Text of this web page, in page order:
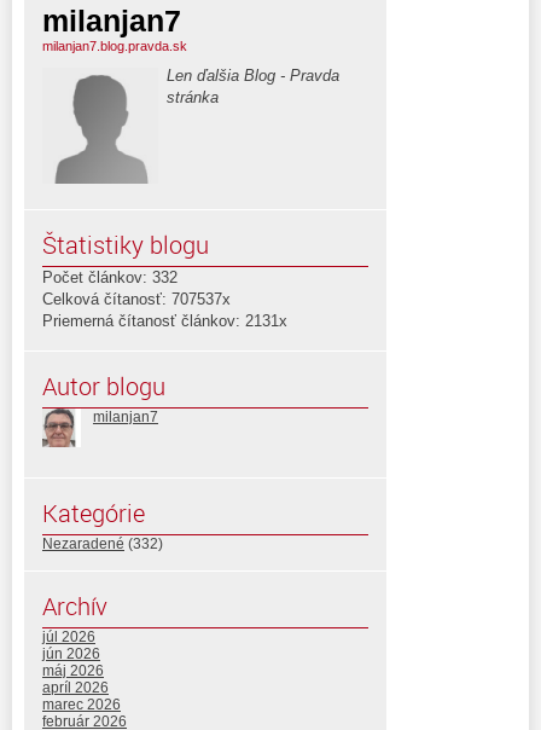
milanjan7
milanjan7.blog.pravda.sk
Len ďalšia Blog - Pravda
stránka
Štatistiky blogu
Počet článkov: 332
Celková čítanosť: 707537x
Priemerná čítanosť článkov: 2131x
Autor blogu
milanjan7
Kategórie
Nezaradené (332)
Archív
júl 2026
jún 2026
máj 2026
apríl 2026
marec 2026
február 2026